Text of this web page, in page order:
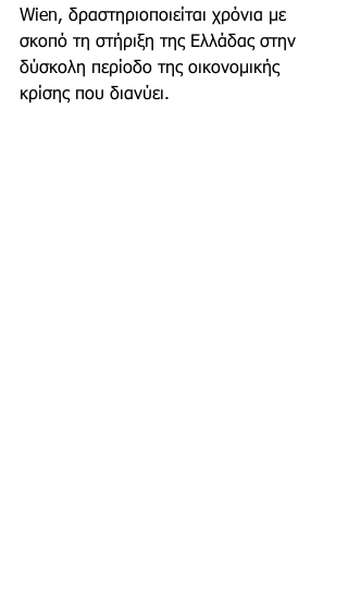
Wien, δραστηριοποιείται χρόνια με
σκοπό τη στήριξη της Ελλάδας στην
δύσκολη περίοδο της οικονομικής
κρίσης που διανύει.